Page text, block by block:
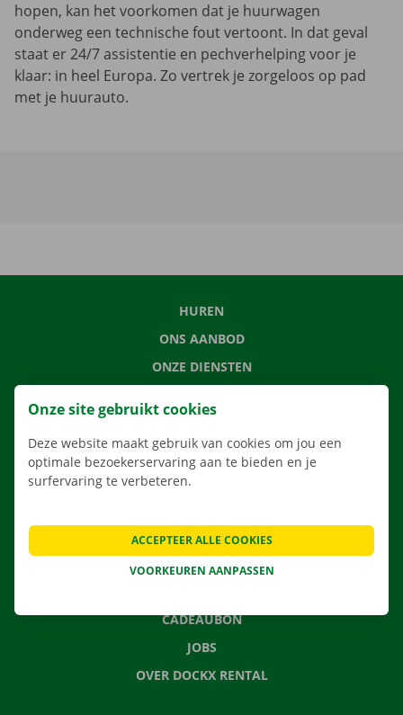
hopen, kan het voorkomen dat je huurwagen
onderweg een technische fout vertoont. In dat geval
staat er 24/7 assistentie en pechverhelping voor je
klaar: in heel Europa. Zo vertrek je zorgeloos op pad
met je huurauto.
HUREN
ONS AANBOD
ONZE DIENSTEN
VERHUISOPLOSSINGEN
CONTACTEER ONS
VEELGESTELDE VRAGEN
CADEAUBON
JOBS
OVER DOCKX RENTAL
Onze site gebruikt cookies
Deze website maakt gebruik van cookies om jou een
optimale bezoekerservaring aan te bieden en je
surfervaring te verbeteren.
VOORKEUREN AANPASSEN
ACCEPTEER ALLE COOKIES